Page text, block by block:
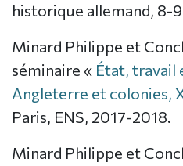
historique allemand, 8-
Minard Philippe et
séminaire « État, travail
Angleterre et colonies,
Paris, ENS, 2017-2018.
Minard Philippe et